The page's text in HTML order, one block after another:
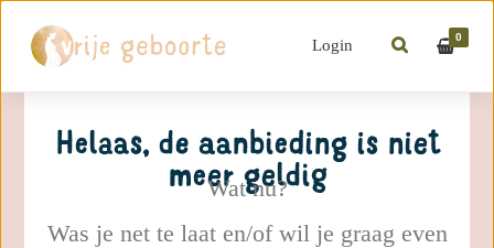
Login 0
Helaas, de aanbieding is niet
meer geldig
Wat nu?
Was je net te laat en/of wil je graag even